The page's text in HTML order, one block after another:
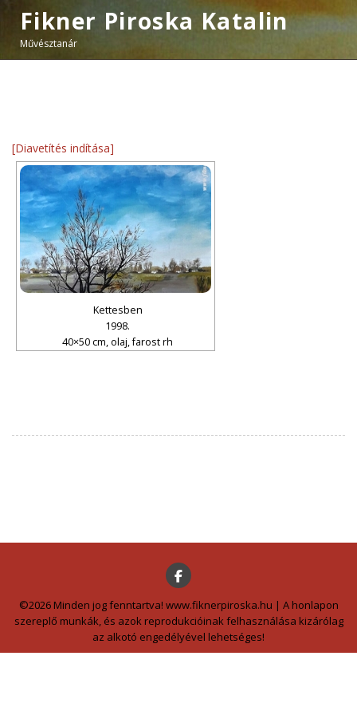
Fikner Piroska Katalin
Művésztanár
[Diavetítés indítása]
Kettesben
1998.
40×50 cm, olaj, farost rh
©2026 Minden jog fenntartva! www.fiknerpiroska.hu | A honlapon
szereplő munkák, és azok reprodukcióinak felhasználása kizárólag
az alkotó engedélyével lehetséges!